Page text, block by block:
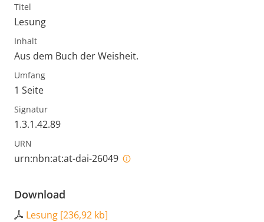
Titel
Lesung
Inhalt
Aus dem Buch der Weisheit.
Umfang
1 Seite
Signatur
1.3.1.42.89
URN
urn:nbn:at:at-dai-26049
Download
Lesung [236,92 kb]